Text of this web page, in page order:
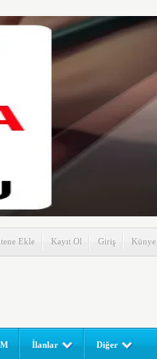
Ekle Kayıt Ol Giriş Künye
İlanlar Diğer